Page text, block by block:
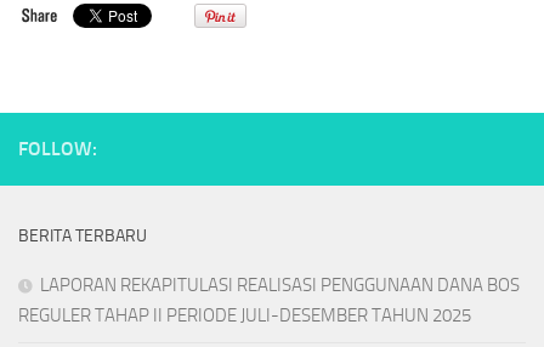
FOLLOW:
BERITA TERBARU
LAPORAN REKAPITULASI REALISASI PENGGUNAAN DANA BOS
REGULER TAHAP II PERIODE JULI-DESEMBER TAHUN 2025